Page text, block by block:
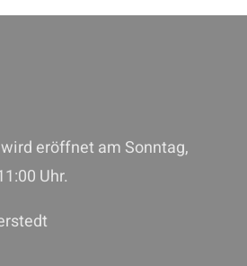
eröffnet am Sonntag,
Uhr.